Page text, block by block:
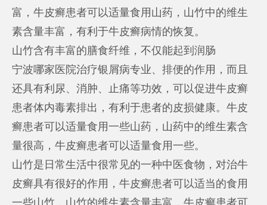
富，牛皮癣患者可以适量食用山药，山竹中的维生
素含量丰富，有利于牛皮癣病情的恢复。
山竹含有丰富的膳食纤维，不仅能起到润肠
宁波哪家医院治疗银屑病专业、排便的作用，而且
还具有利尿、消肿、止痛等功效，可以促进牛皮癣
患者体内毒素排出，有利于患者的皮损健康。牛皮
癣患者可以适量食用一些山药，山药中的维生素含
量很高，牛皮癣患者可以适量食用一些。
山竹是日常生活中很常见的一种中医食物，对治牛
皮癣具有很好的作用，牛皮癣患者可以适当的食用
一些山竹，山竹的维生素含量丰富，牛皮癣患者可